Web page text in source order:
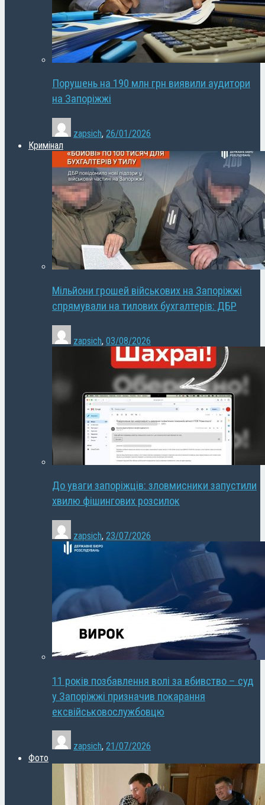
Порушень на 190 млн грн виявили аудитори
на Запоріжжі
zapsich, 26/01/2026
Кримінал
Мільйони грошей військових на Запоріжжі
спрямували на тилових бухгалтерів: ДБР
zapsich, 03/08/2026
До уваги запоріжців: зловмисники запустили
хвилю фішингових розсилок
zapsich, 23/07/2026
11 років позбавлення волі за вбивство – суд
у Запоріжжі призначив покарання
ексвійськовослужбовцю
zapsich, 21/07/2026
Фото